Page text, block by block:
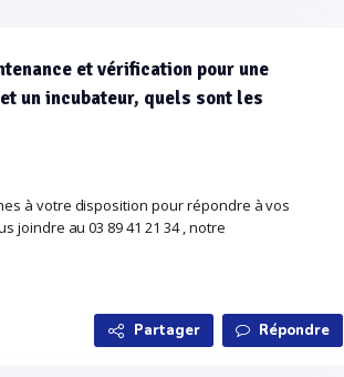
et vérification pour une
un incubateur, quels sont les
à votre disposition pour répondre à vos
joindre au 03 89 41 21 34 , notre
Partager Répondre